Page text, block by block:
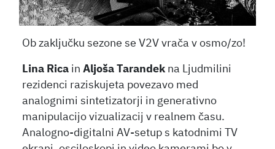
Ob zaključku sezone se V2V vrača v osmo/zo!
Lina Rica inAljoša Tarandekna Ljudmilini
rezidenci raziskujeta povezavo med
analognimi sintetizatorji in generativno
manipulacijo vizualizacij v realnem času.
Analogno-digitalni AV-setup s katodnimi TV